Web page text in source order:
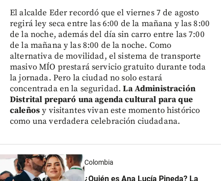
El alcalde Eder recordó que el viernes 7 de agosto
regirá ley seca entre las 6:00 de la mañana y las 8:00
de la noche, además del día sin carro entre las 7:00
de la mañana y las 8:00 de la noche. Como
alternativa de movilidad, el sistema de transporte
masivo MÍO prestará servicio gratuito durante toda
la jornada. Pero la ciudad no solo estará
concentrada en la seguridad.La Administración
Distrital preparó una agenda cultural para que
caleñosy visitantes vivan este momento histórico
como una verdadera celebración ciudadana.
Colombia
¿Quién es Ana Lucía Pineda? La